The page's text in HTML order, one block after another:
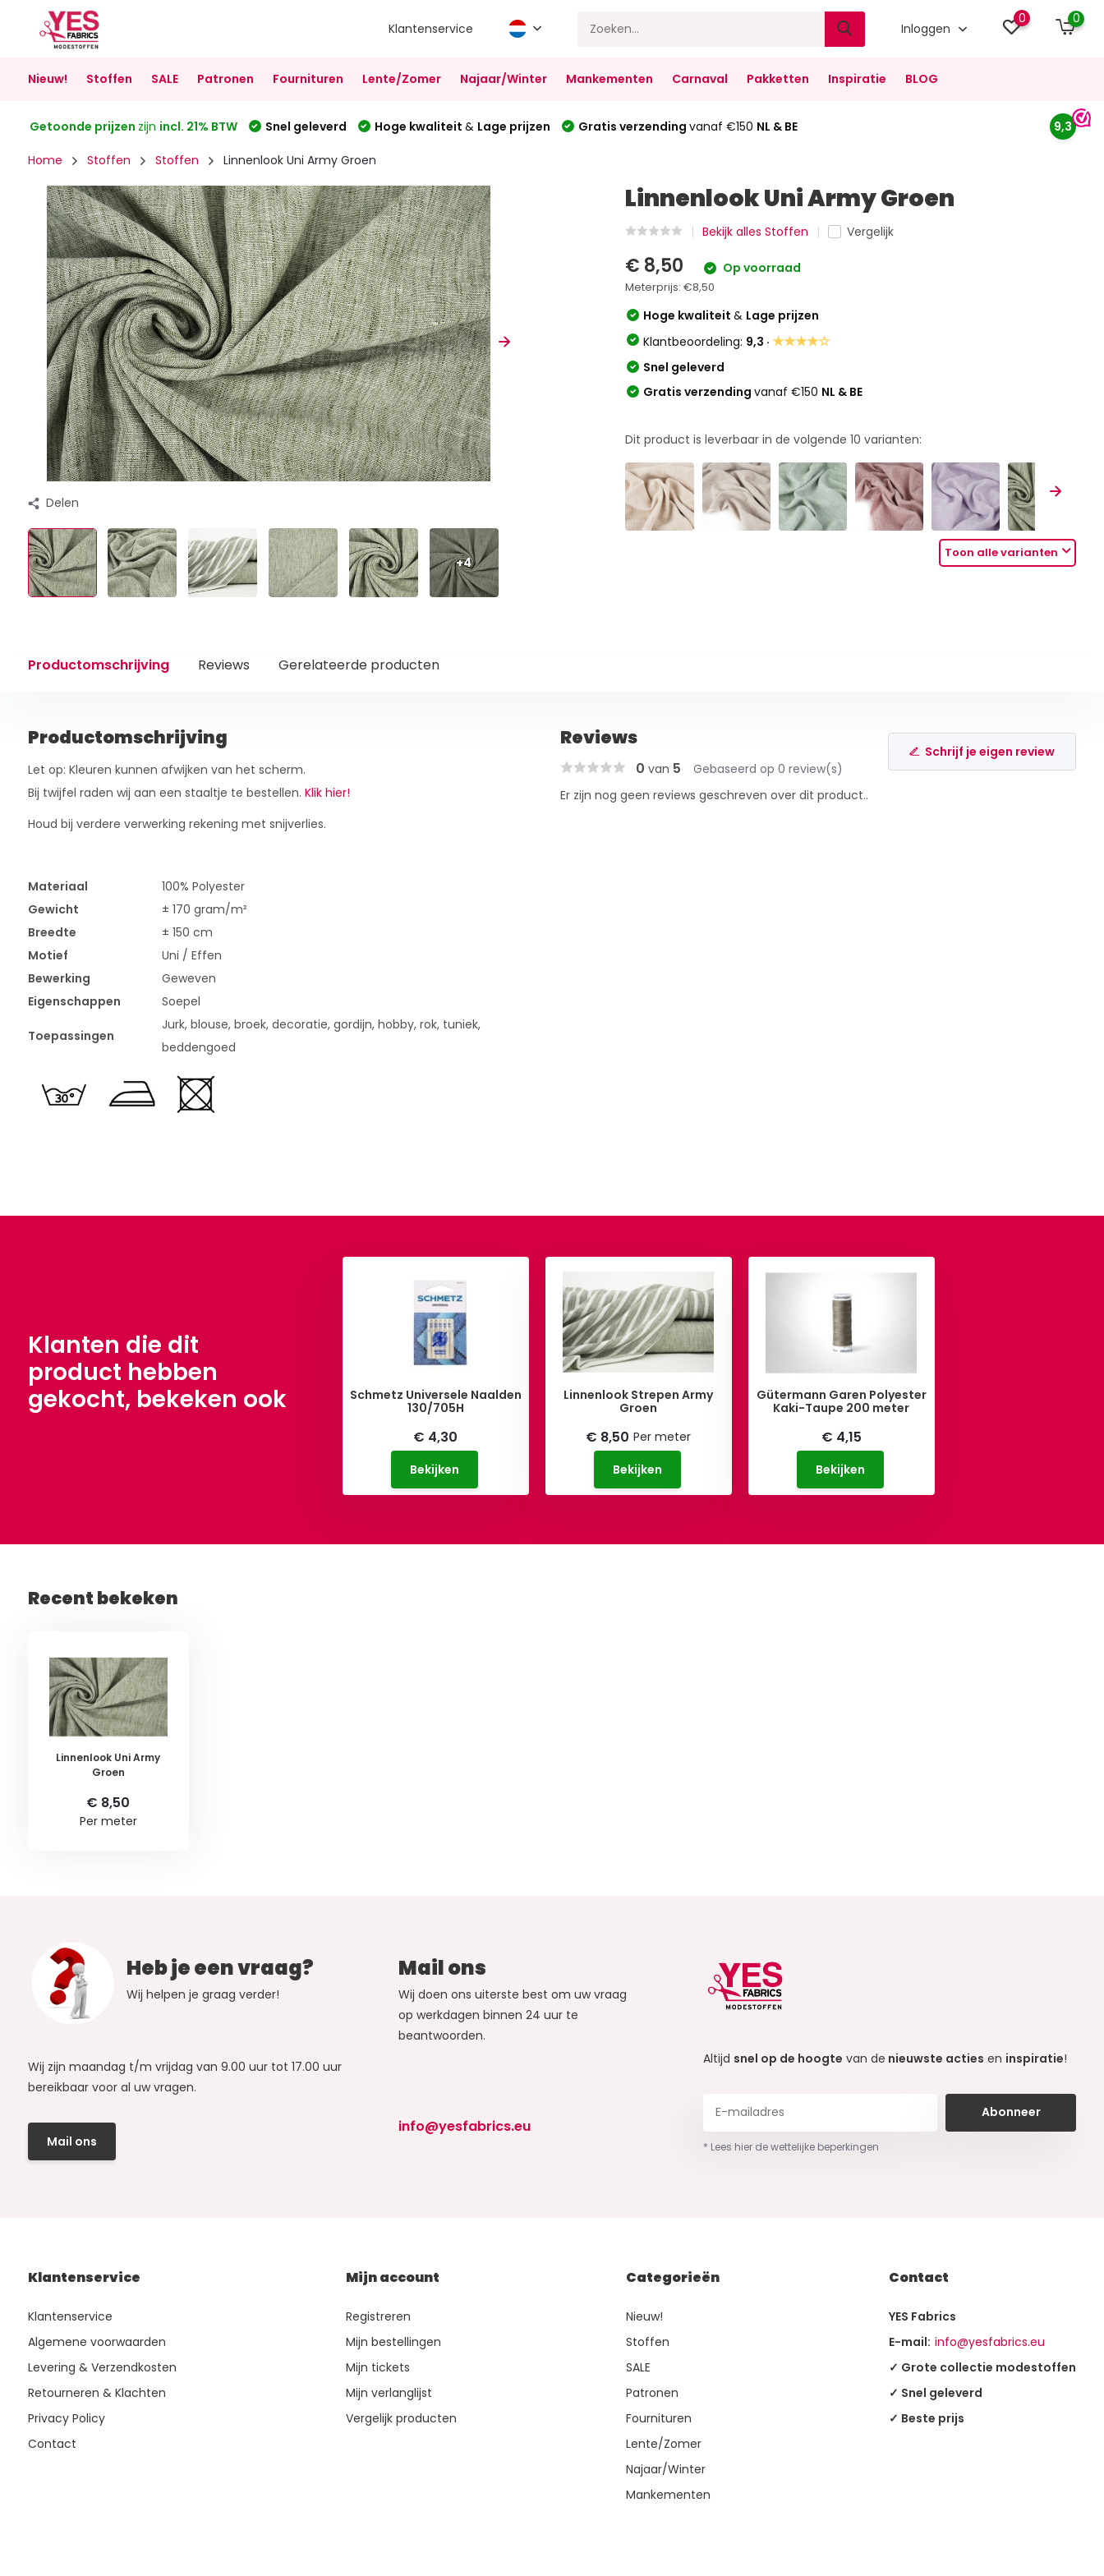
Klantenservice Inloggen
0 0
Nieuw! Stoffen SALE Patronen Fournituren Lente/Zomer Najaar/Winter Mankementen Carnaval Pakketten Inspiratie BLOG
Getoonde prijzen zijn incl. 21% BTW Snel geleverd Hoge kwaliteit & Lage prijzen Gratis verzending vanaf €150 NL & BE 9,3
Home Stoffen Stoffen Linnenlook Uni Army Groen
Delen
+4
Linnenlook Uni Army Groen
Bekijk alles Stoffen Vergelijk
€ 8,50 Op voorraad
Meterprijs:€8,50
Hoge kwaliteit& Lage prijzen
Klantbeoordeling: 9,3 ·★★★★☆
Snel geleverd
Gratis verzendingvanaf €150 NL & BE
Dit product is leverbaar in de volgende10 varianten:
Toon alle varianten
Productomschrijving Reviews Gerelateerde producten
Productomschrijving
Let op: Kleuren kunnen afwijken van het scherm.
Bij twijfel raden wij aan een staaltje te bestellen. Klik hier!
Houd bij verdere verwerking rekening met snijverlies.
Materiaal
100% Polyester
Gewicht
± 170 gram/m²
Breedte
± 150 cm
Motief
Uni / Effen
Bewerking
Geweven
Eigenschappen
Soepel
Toepassingen
Jurk, blouse, broek, decoratie, gordijn, hobby, rok, tuniek,
beddengoed
Reviews
0 van 5 Gebaseerd op 0 review(s)
Schrijf je eigen review
Er zijn nog geen reviews geschreven over dit product..
Klanten die dit
product hebben
gekocht, bekeken ook
Schmetz Universele Naalden
130/705H
€ 4,30
Bekijken
Linnenlook Strepen Army
Groen
€ 8,50 Per meter
Bekijken
Gütermann Garen Polyester
Kaki-Taupe 200 meter
€ 4,15
Bekijken
Recent bekeken
Linnenlook Uni Army
Groen
€ 8,50
Per meter
Heb je een vraag?
Wij helpen je graag verder!
Wij zijn maandag t/m vrijdag van 9.00 uur tot 17.00 uur
bereikbaar voor al uw vragen.
Mail ons
Mail ons
Wij doen ons uiterste best om uw vraag
op werkdagen binnen 24 uur te
beantwoorden.
info@yesfabrics.eu
Altijd snel op de hoogte van de nieuwste acties en inspiratie!
Abonneer
* Lees hier de wettelijke beperkingen
Klantenservice
Klantenservice
Algemene voorwaarden
Levering & Verzendkosten
Retourneren & Klachten
Privacy Policy
Contact
Mijn account
Registreren
Mijn bestellingen
Mijn tickets
Mijn verlanglijst
Vergelijk producten
Categorieën
Nieuw!
Stoffen
SALE
Patronen
Fournituren
Lente/Zomer
Najaar/Winter
Mankementen
Contact
YES Fabrics
E-mail: info@yesfabrics.eu
✓ Grote collectie modestoffen
✓ Snel geleverd
✓ Beste prijs